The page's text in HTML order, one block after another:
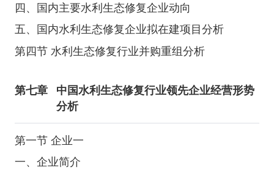
四、国内主要水利生态修复企业动向
五、国内水利生态修复企业拟在建项目分析
第四节 水利生态修复行业并购重组分析
第七章
中国水利生态修复行业领先企业经营形势
分析
第一节 企业一
一、企业简介